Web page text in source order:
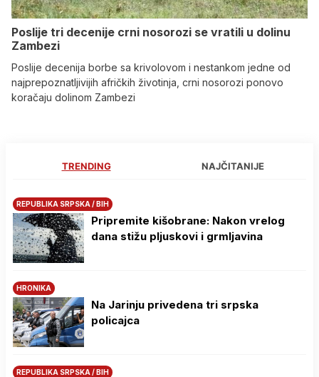
Poslije tri decenije crni nosorozi se vratili u dolinu
Zambezi
Poslije decenija borbe sa krivolovom i nestankom jedne od
najprepoznatljivijih afričkih životinja, crni nosorozi ponovo
koračaju dolinom Zambezi
TRENDING NAJČITANIJE
REPUBLIKA SRPSKA / BIH
Pripremite kišobrane: Nakon vrelog
dana stižu pljuskovi i grmljavina
HRONIKA
Na Јarinju privedena tri srpska
policajca
REPUBLIKA SRPSKA / BIH